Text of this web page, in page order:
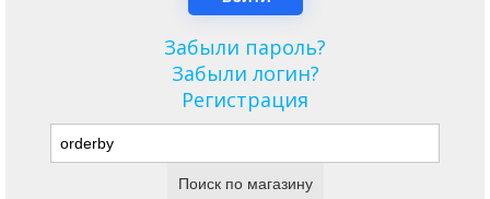
Забыли пароль?
Забыли логин?
Регистрация